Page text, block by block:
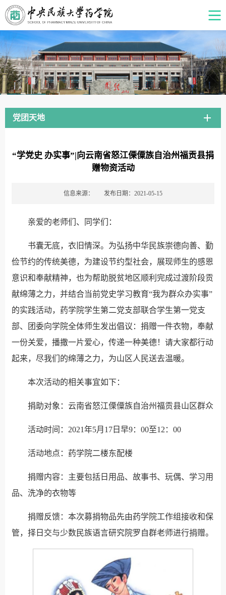
党团天地
“学党史 办实事”|向云南省怒江傈僳族自治州福贡县捐
赠物资活动
信息来源： 发布日期：2021-05-15
亲爱的老师们、同学们：
书囊无底，衣旧情深。为弘扬中华民族崇德向善、勤
俭节约的传统美德，为建设节约型社会，展现师生的感恩
意识和奉献精神，也为帮助脱贫地区顺利完成过渡阶段贡
献绵薄之力，并结合当前党史学习教育“我为群众办实事”
的实践活动，药学院学生第二党支部联合学生第一党支
部、团委向学院全体师生发出倡议：捐赠一件衣物，奉献
一份关爱，播撒一片爱心，传递一种美德！请大家都行动
起来，尽我们的绵薄之力，为山区人民送去温暖。
本次活动的相关事宜如下：
捐助对象：云南省怒江傈僳族自治州福贡县山区群众
活动时间：2021年5月17日早9：00至12：00
活动地点：药学院二楼东配楼
捐赠内容：主要包括日用品、故事书、玩偶、学习用
品、洗净的衣物等
捐赠反馈：本次募捐物品先由药学院工作组接收和保
管，择日交与少数民族语言研究院罗自群老师进行捐赠。